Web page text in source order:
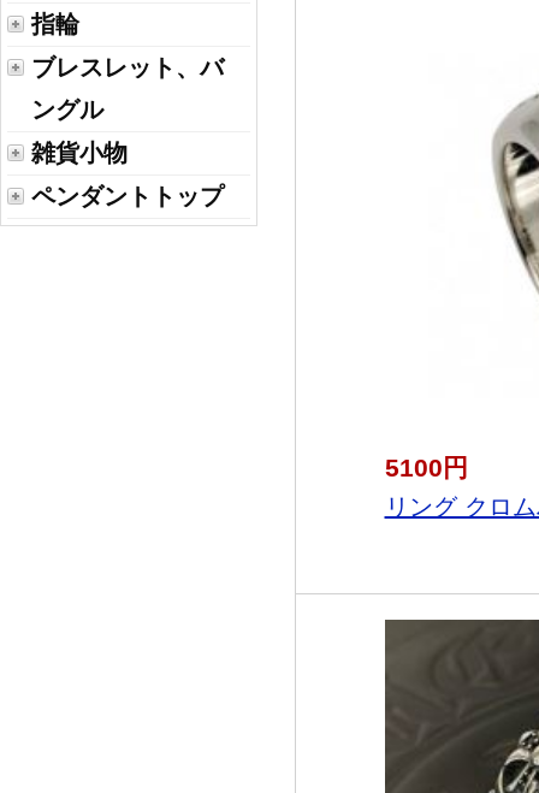
指輪
ブレスレット、バ
ングル
雑貨小物
ペンダントトップ
5100円
リング クロ